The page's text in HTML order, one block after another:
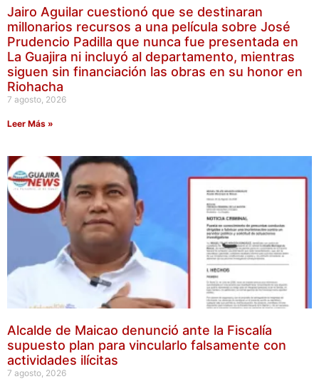
Jairo Aguilar cuestionó que se destinaran
millonarios recursos a una película sobre José
Prudencio Padilla que nunca fue presentada en
La Guajira ni incluyó al departamento, mientras
siguen sin financiación las obras en su honor en
Riohacha
7 agosto, 2026
Leer Más »
Alcalde de Maicao denunció ante la Fiscalía
supuesto plan para vincularlo falsamente con
actividades ilícitas
7 agosto, 2026